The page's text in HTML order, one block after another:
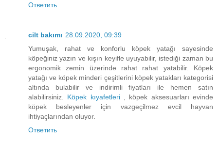
Ответить
cilt bakımı 28.09.2020, 09:39
Yumuşak, rahat ve konforlu köpek yatağı sayesinde
köpeğiniz yazın ve kışın keyifle uyuyabilir, istediği zaman bu
ergonomik zemin üzerinde rahat rahat yatabilir. Köpek
yatağı ve köpek minderi çeşitlerini köpek yatakları kategorisi
altında bulabilir ve indirimli fiyatları ile hemen satın
alabilirsiniz. Köpek kıyafetleri, köpek aksesuarları evinde
köpek besleyenler için vazgeçilmez evcil hayvan
ihtiyaçlarından oluyor.
Ответить